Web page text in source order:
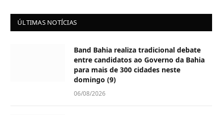
ÚLTIMAS NOTÍCIAS
Band Bahia realiza tradicional debate
entre candidatos ao Governo da Bahia
para mais de 300 cidades neste
domingo (9)
06/08/2026